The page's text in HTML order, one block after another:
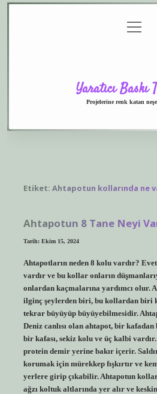
menüyü
aç
Yaratıcı Baskı
Projelerine renk katan
Etiket: Ahtapotun kollarında ne
Ahtapotun 8 Tane Neyi
Tarih: Ekim 15, 2024
Ahtapotların neden 8 kolu vardır?
vardır ve bu kollar onların
onlardan kaçmalarına yardımcı olur.
ilginç şeylerden biri, bu kollardan biri
tekrar büyüyüp büyüyebilmesidir.
Deniz canlısı olan ahtapot, bir
bir kafası, sekiz kolu ve üç kalbi
protein demir yerine bakır içerir.
korumak için mürekkep fışkırtır ve
yerlere girip çıkabilir. Ahtapotun
ağzı koltuk altlarında yer alır ve